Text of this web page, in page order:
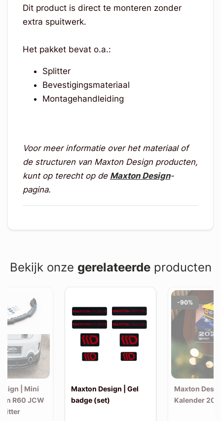
Dit product is direct te monteren zonder
extra spuitwerk.
Het pakket bevat o.a.:
Splitter
Bevestigingsmateriaal
Montagehandleiding
Voor meer informatie over het materiaal of
de structuren van Maxton Design producten,
kunt op terecht op de Maxton Design-
pagina.
Bekijk onze gerelateerdeproducten
| Mini
R60 JCW
Maxton Design | Gel
badge (set)
-90%
Maxton
Kalender